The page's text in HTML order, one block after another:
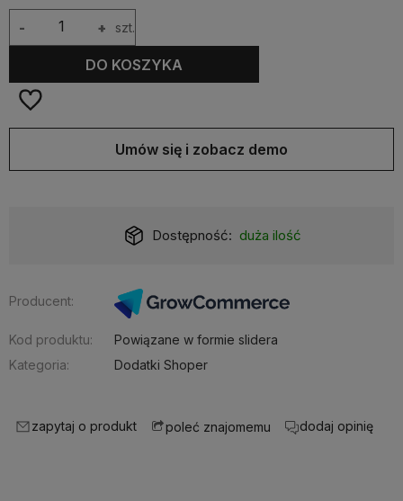
+
- szt.
DO KOSZYKA
Umów się i zobacz demo
Dostępność: duża ilość
Producent:
Kod produktu:
Powiązane w formie slidera
Kategoria:
Dodatki Shoper
zapytaj o produkt poleć znajomemu dodaj opinię